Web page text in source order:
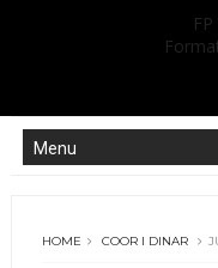
HOME COOR I DINAR